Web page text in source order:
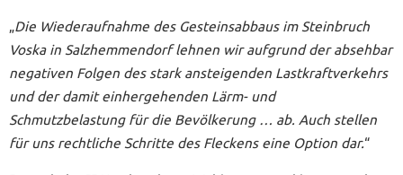
„Die Wiederaufnahme des Gesteinsabbaus im Steinbruch
Voska in Salzhemmendorf lehnen wir aufgrund der absehbar
negativen Folgen des stark ansteigenden Lastkraftverkehrs
und der damit einhergehenden Lärm- und
Schmutzbelastung für die Bevölkerung … ab. Auch stellen
für uns rechtliche Schritte des Fleckens eine Option dar.“